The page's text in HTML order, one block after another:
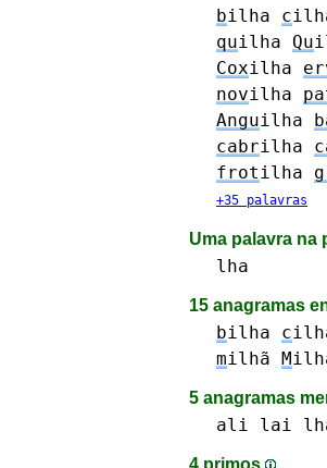
bilha c
quilha Qu
Coxilha
novilha
Anguilha
cabrilha
frotilha
+35 palavras
Uma palavra na
lha
15 anagramas
bilha c
milhã M
5 anagramas
ali lai
4 primos